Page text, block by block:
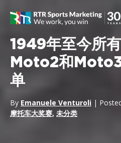
1949年至今所
Moto2和
单
By Emanuele Venturoli |
摩托车大奖赛, 未分类